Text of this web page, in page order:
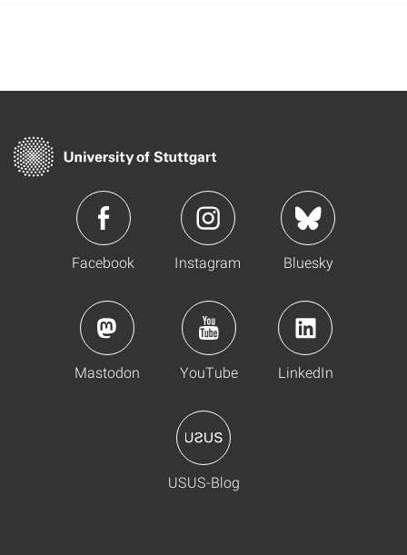
Facebook Instagram Bluesky
Mastodon YouTube LinkedIn
USUS-Blog